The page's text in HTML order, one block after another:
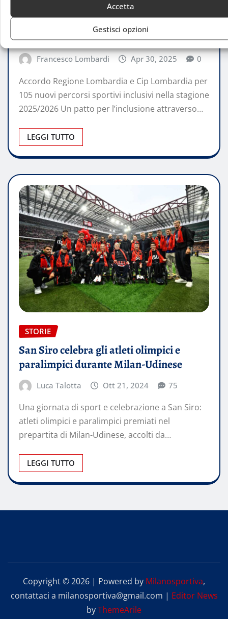
Accetta
Gestisci opzioni
Regione Lombardia e Cip Lombardia
rinnovano l’impegno per lo Sport
Paralimpico
Francesco Lombardi Apr 30, 2025 0
Accordo Regione Lombardia e Cip Lombardia per
105 nuovi percorsi sportivi inclusivi nella stagione
2025/2026 Un patto per l’inclusione attraverso…
LEGGI TUTTO
STORIE
San Siro celebra gli atleti olimpici e
paralimpici durante Milan-Udinese
Luca Talotta Ott 21, 2024 75
Una giornata di sport e celebrazione a San Siro:
atleti olimpici e paralimpici premiati nel
prepartita di Milan-Udinese, accolti da…
LEGGI TUTTO
Copyright © 2026 | Powered by Milanosportiva,
contattaci a milanosportiva@gmail.com | Editor News
byThemeArile